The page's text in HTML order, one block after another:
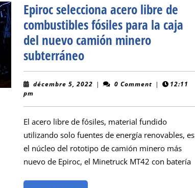
Epiroc selecciona acero libre de
combustibles fósiles para la caja
del nuevo camión minero
subterráneoEpiroc
selecciona
acero
de
combustibles
fósiles
para
la
décembre 5, 2022 décembre
| 0 Comment |
12:11
pm
El acero libre de fósiles, material fundido
utilizando solo fuentes de energía renovables, es
el núcleo del rototipo de camión minero más
nuevo de Epiroc, el Minetruck MT42 con batería